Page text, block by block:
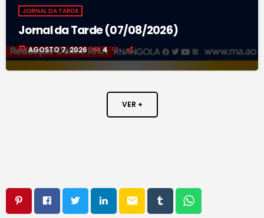
JORNAL DA TARDE
Jornal da Tarde (07/08/2026)
today AGOSTO 7, 2026 4
VER +
email